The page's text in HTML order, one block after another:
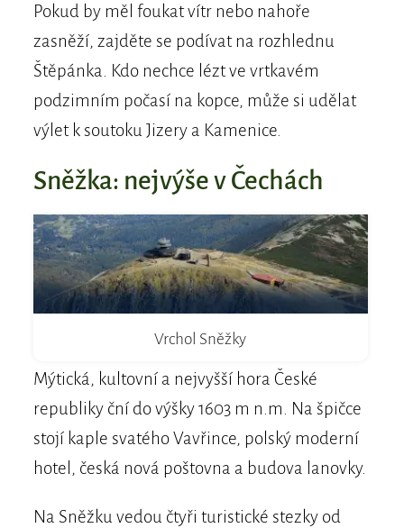
Pokud by měl foukat vítr nebo nahoře
zasněží, zajděte se podívat na rozhlednu
Štěpánka. Kdo nechce lézt ve vrtkavém
podzimním počasí na kopce, může si udělat
výlet k soutoku Jizery a Kamenice.
Sněžka: nejvýše v Čechách
Vrchol Sněžky
Mýtická, kultovní a nejvyšší hora České
republiky ční do výšky 1603 m n.m. Na špičce
stojí kaple svatého Vavřince, polský moderní
hotel, česká nová poštovna a budova lanovky.
Na Sněžku vedou čtyři turistické stezky od